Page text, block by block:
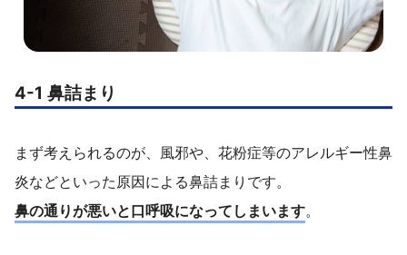
4-1 鼻詰まり
まず考えられるのが、風邪や、花粉症等のアレルギー性鼻
炎などといった原因による鼻詰まりです。
鼻の通りが悪いと口呼吸になってしまいます。